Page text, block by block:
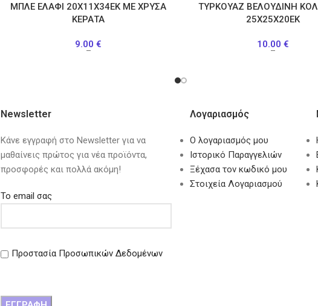
ΜΠΛΕ ΕΛΑΦΙ 20Χ11Χ34ΕΚ ΜΕ ΧΡΥΣΑ
ΚΕΡΑΤΑ
9.00€
–
ΤΥΡΚΟΥΑΖ ΒΕΛΟΥΔΙΝΗ
25Χ25Χ20ΕΚ
10.00€
–
Newsletter
Κάνε εγγραφή στο Newsletter για να
μαθαίνεις πρώτος για νέα προϊόντα,
προσφορές και πολλά ακόμη!
Το email σας
Προστασία Προσωπικών Δεδομένων
Λογαριασμός
Ο λογαριασμός μου
Ιστορικό Παραγγελιών
Ξέχασα τον κωδικό μου
Στοιχεία Λογαριασμού